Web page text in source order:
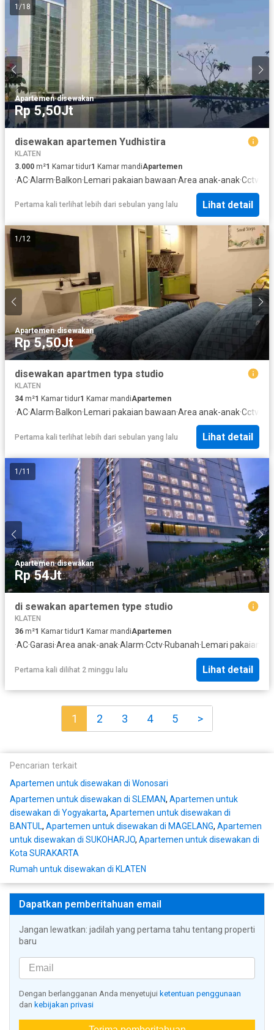
1/18
Apartemen·disewakan
Rp 5,50Jt
disewakan apartemen Yudhistira
KLATEN
3.000 m²1 Kamar tidur1 Kamar mandiApartemen
·AC·Alarm·Balkon·Lemari pakaian bawaan·Area anak-anak·Cctv
Pertama kali terlihat lebih dari sebulan yang lalu Lihat detail
1 /12
Apartemen·disewakan
Rp 5,50Jt
disewakan apartmen typa studio
KLATEN
34 m²1 Kamar tidur1 Kamar mandiApartemen
·AC·Alarm·Balkon· Lemari pakaian bawaan·Area anak-anak·Cctv
Pertama kali terlihat lebih dari sebulan yang lalu Lihat detail
1 /11
Apartemen·disewakan
Rp 54Jt
di sewakan apartemen type studio
KLATEN
36 m²1 Kamar tidur1 Kamar mandiApartemen
·AC·Garasi·Area anak-anak·Alarm·Cctv·Rubanah· Lemari pakaian
Pertama kali dilihat 2 minggu lalu Lihat detail
1 2 3 4 5 >
Pencarian terkait
Apartemen untuk disewakan di Wonosari
Apartemen untuk disewakan di SLEMAN, Apartemen untuk
disewakan di Yogyakarta, Apartemen untuk disewakan di
BANTUL, Apartemen untuk disewakan di MAGELANG, Apartemen
untuk disewakan di SUKOHARJO, Apartemen untuk disewakan di
Kota SURAKARTA
Rumah untuk disewakan di KLATEN
Dapatkan pemberitahuan email
Jangan lewatkan: jadilah yang pertama tahu tentang properti
baru
Dengan berlangganan Anda menyetujui ketentuan penggunaan
dan kebijakan privasi